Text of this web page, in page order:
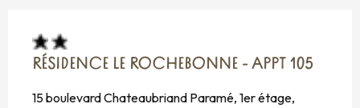
RÉSIDENCE LE ROCHEBONNE - APPT 105
15 boulevard Chateaubriand Paramé, 1er étage,